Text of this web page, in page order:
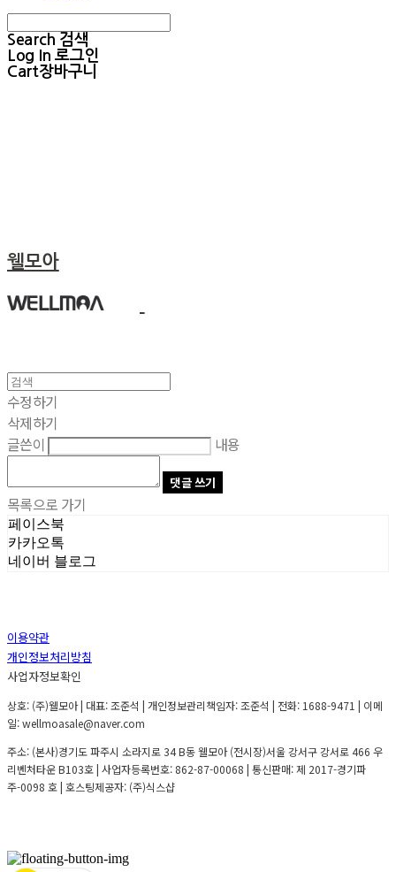
Search 검색
Log In 로그인
Cart장바구니
웰모아
수정하기
삭제하기
글쓴이
내용
댓글 쓰기
목록으로 가기
페이스북
카카오톡
네이버 블로그
이용약관
개인정보처리방침
사업자정보확인
상호: (주)웰모아 | 대표: 조준석 | 개인정보관리책임자: 조준석 | 전화: 1688-9471 | 이메
일: wellmoasale@naver.com
주소: (본사)경기도 파주시 소라지로 34 B동 웰모아 (전시장)서울 강서구 강서로 466 우
리벤처타운 B103호 | 사업자등록번호: 862-87-00068 | 통신판매:제 2017-경기파
주-0098 호| 호스팅제공자: (주)식스샵